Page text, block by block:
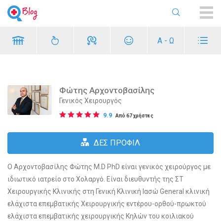
Α - Ω
Φώτης Αρχοντοβασίλης
Γενικός Χειρουργός
9.9 Από 67 χρήστες
ΔΕΣ ΠΡΟΦΙΛ
Ο Αρχοντοβασίλης Φώτης M.D PhD είναι γενικός χειρούργος με
ιδιωτικό ιατρείο στο Χολαργό. Είναι διευθυντής της ΣΤ
Χειρουργικής Κλινικής στη Γενική Κλινική Ιασώ General κλινική
ελάχιστα επεμβατικής Χειρουργικής εντέρου-ορθού-πρωκτού
ελάχιστα επεμβατικής χειρουργικής Κηλών του κοιλιακού